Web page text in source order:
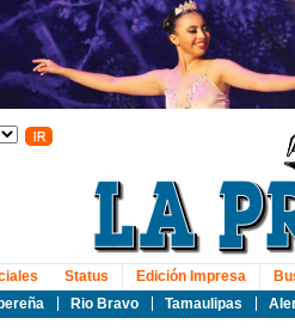
Rio Bravo Tamaulipas
Status Edición Impresa